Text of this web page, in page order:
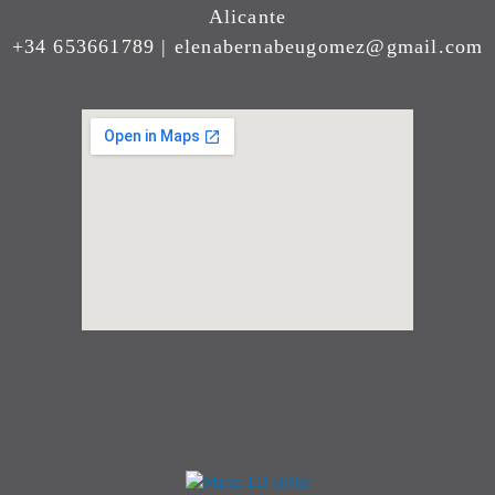
Alicante
+34 653661789 | elenabernabeugomez@gmail.com